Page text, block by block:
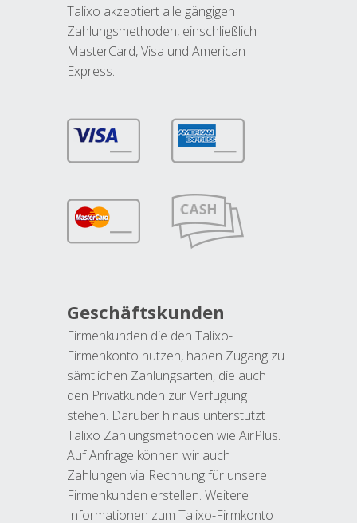
Talixo akzeptiert alle gängigen
Zahlungsmethoden, einschließlich
MasterCard, Visa und American
Express.
Geschäftskunden
Firmenkunden die den Talixo-
Firmenkonto nutzen, haben Zugang zu
sämtlichen Zahlungsarten, die auch
den Privatkunden zur Verfügung
stehen. Darüber hinaus unterstützt
Talixo Zahlungsmethoden wie AirPlus.
Auf Anfrage können wir auch
Zahlungen via Rechnung für unsere
Firmenkunden erstellen. Weitere
Informationen zum Talixo-Firmkonto